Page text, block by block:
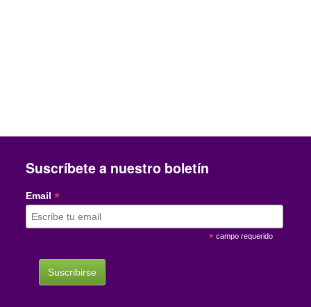
Suscríbete a nuestro boletín
Email *
*campo requerido